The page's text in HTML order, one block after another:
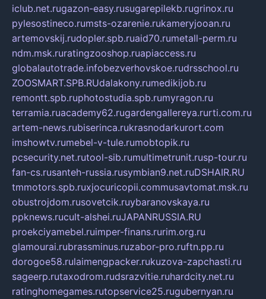
iclub.net.rugazon-easy.rusugarepilekb.rugrinox.ru
pylesostineco.rumsts-ozarenie.rukameryjooan.ru
artemovskij.rudopler.spb.ruaid70.rumetall-perm.ru
ndm.msk.ruratingzooshop.ruapiaccess.ru
globalautotrade.infobezverhovskoe.rudrsschool.ru
ZOOSMART.SPB.RUdalakony.rumedikijob.ru
remontt.spb.ruphotostudia.spb.rumyragon.ru
terramia.ruacademy62.rugardengallereya.rurti.com.ru
artem-news.rubiserinca.rukrasnodarkurort.com
imshowtv.rumebel-v-tule.rumobtopik.ru
pcsecurity.net.rutool-sib.rumultimetrunit.rusp-tour.ru
fan-cs.rusanteh-russia.rusymbian9.net.ruDSHAIR.RU
tmmotors.spb.ruxjocuricopii.commusavtomat.msk.ru
obustrojdom.rusovetcik.ruybaranovskaya.ru
ppknews.rucult-alshei.ruJAPANRUSSIA.RU
proekciyamebel.ruimper-finans.rurim.org.ru
glamourai.rubrassminus.ruzabor-pro.ruftn.pp.ru
dorogoe58.rulaimengpacker.rukuzova-zapchasti.ru
sageerp.rutaxodrom.rudsrazvitie.ruhardcity.net.ru
ratinghomegames.rutopservice25.rugubernyan.ru